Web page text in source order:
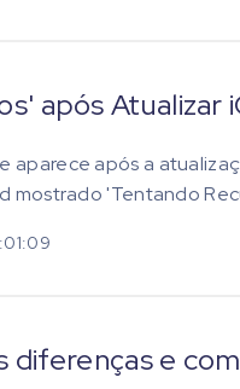
após Atualizar
após a
mostrado 'Tentando
diferenças e